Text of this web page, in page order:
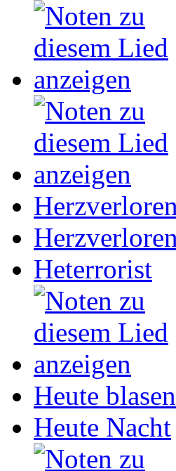
Herzverloren
Herzverloren
Heterrorist
Heute
Heute Nacht